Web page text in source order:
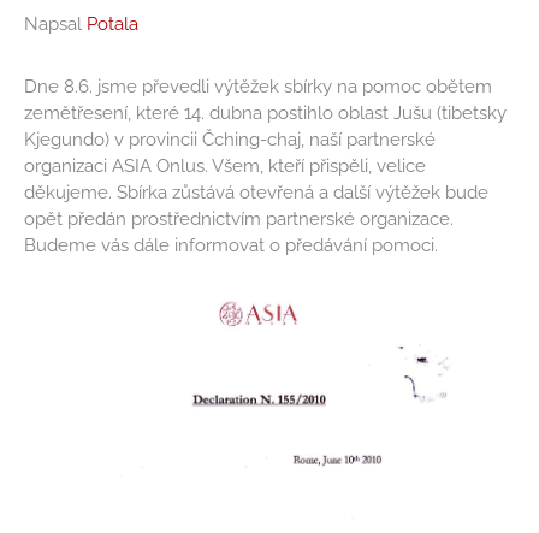
Napsal Potala
Dne 8.6. jsme převedli výtěžek sbírky na pomoc obětem
zemětřesení, které 14. dubna postihlo oblast Jušu (tibetsky
Kjegundo) v provincii Čching-chaj, naší partnerské
organizaci ASIA Onlus. Všem, kteří přispěli, velice
děkujeme. Sbírka zůstává otevřená a další výtěžek bude
opět předán prostřednictvím partnerské organizace.
Budeme vás dále informovat o předávání pomoci.